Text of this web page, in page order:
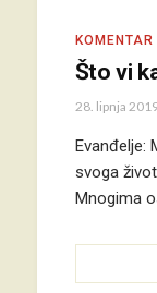
Što vi
28. lipnja
Evanđelje:
svoga
Mnogima